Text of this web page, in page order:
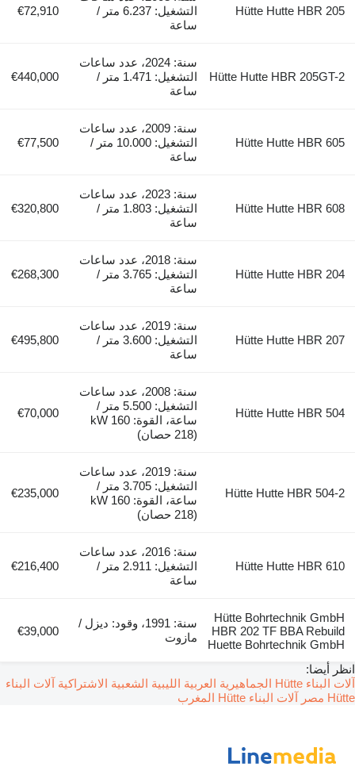
Hütte Hutte HBR 205
التشغيل: 6.237 متر /
ساعة
€72,910
Hütte Hutte HBR 205GT-2
سنة: 2024، عدد ساعات
التشغيل: 1.471 متر /
ساعة
€440,000
Hütte Hutte HBR 605
سنة: 2009، عدد ساعات
التشغيل: 10.000 متر /
ساعة
€77,500
Hütte Hutte HBR 608
سنة: 2023، عدد ساعات
التشغيل: 1.803 متر /
ساعة
€320,800
Hütte Hutte HBR 204
سنة: 2018، عدد ساعات
التشغيل: 3.765 متر /
ساعة
€268,300
Hütte Hutte HBR 207
سنة: 2019، عدد ساعات
التشغيل: 3.600 متر /
ساعة
€495,800
Hütte Hutte HBR 504
سنة: 2008، عدد ساعات
التشغيل: 5.500 متر /
ساعة، القوة: 160 kW
(218 حصان)
€70,000
Hütte Hutte HBR 504-2
سنة: 2019، عدد ساعات
التشغيل: 3.705 متر /
ساعة، القوة: 160 kW
(218 حصان)
€235,000
Hütte Hutte HBR 610
سنة: 2016، عدد ساعات
التشغيل: 2.911 متر /
ساعة
€216,400
Hütte Bohrtechnik GmbH
HBR 202 TF BBA Rebuild
Huette Bohrtechnik GmbH
سنة: 1991، وقود: ديزل /
مازوت
€39,000
انظر أيضا:
آلات البناء Hütte الجماهيرية العربية الليبية الشعبية الاشتراكية
آلات البناء
Hütte مصر
آلات البناء Hütte المغرب